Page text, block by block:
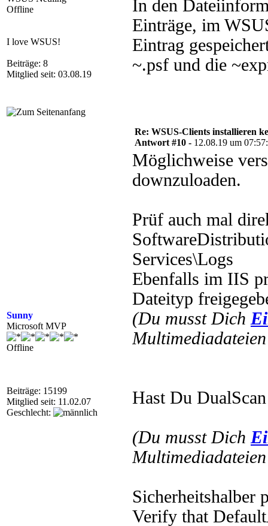
Offline
I love WSUS!
Beiträge: 8
Mitglied seit: 03.08.19
In den
Einträge, im
Eintrag
~.psf und die
Sunny
Microsoft MVP
Offline
Beiträge: 15199
Mitglied seit: 11.02.07
Geschlecht:
Re: WSUS-Clients installieren
Antwort #10 - 12.08.19 um
Möglichweise
downzuloaden.
Prüf auch mal
Services\Logs
Ebenfalls im IIS
Dateityp
(Du musst Dich
Hast Du
(Du musst Dich
Sicherheitshalber
Verify that